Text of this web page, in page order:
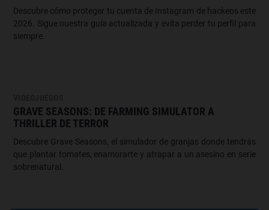
Descubre cómo proteger tu cuenta de Instagram de hackeos este
2026. Sigue nuestra guía actualizada y evita perder tu perfil para
siempre.
GRAVE SEASONS: DE FARMING SIMULATOR A
THRILLER DE TERROR
Descubre Grave Seasons, el simulador de granjas donde tendrás
que plantar tomates, enamorarte y atrapar a un asesino en serie
sobrenatural.